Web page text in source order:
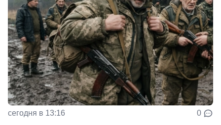
сегодня в 13:16 0